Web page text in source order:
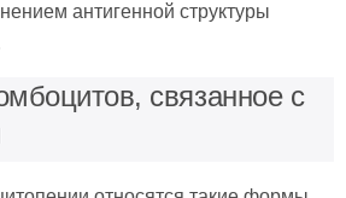
антигенной структуры
связанное с